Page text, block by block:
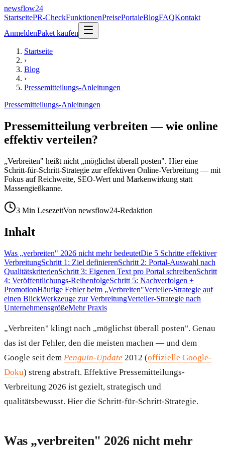
newsflow24
StartseitePR-CheckFunktionenPreisePortaleBlogFAQKontakt
AnmeldenPaket kaufen
Startseite
›
Blog
›
Pressemitteilungs-Anleitungen
Pressemitteilungs-Anleitungen
Pressemitteilung verbreiten — wie online
effektiv verteilen?
„Verbreiten" heißt nicht „möglichst überall posten". Hier eine
Schritt-für-Schritt-Strategie zur effektiven Online-Verbreitung — mit
Fokus auf Reichweite, SEO-Wert und Markenwirkung statt
Massengießkanne.
3 Min LesezeitVon newsflow24-Redaktion
Inhalt
Was „verbreiten" 2026 nicht mehr bedeutetDie 5 Schritte effektiver
VerbreitungSchritt 1: Ziel definierenSchritt 2: Portal-Auswahl nach
QualitätskriterienSchritt 3: Eigenen Text pro Portal schreibenSchritt
4: Veröffentlichungs-ReihenfolgeSchritt 5: Nachverfolgen +
PromotionHäufige Fehler beim „Verbreiten"Verteiler-Strategie auf
einen BlickWerkzeuge zur VerbreitungVerteiler-Strategie nach
UnternehmensgrößeMehr Praxis
„Verbreiten" klingt nach „möglichst überall posten". Genau
das ist der Fehler, den die meisten machen — und dem
Google seit dem Penguin-Update 2012 (offizielle Google-
Doku) streng abstraft. Effektive Pressemitteilungs-
Verbreitung 2026 ist gezielt, strategisch und
qualitätsbewusst. Hier die Schritt-für-Schritt-Strategie.
Was „verbreiten" 2026 nicht mehr